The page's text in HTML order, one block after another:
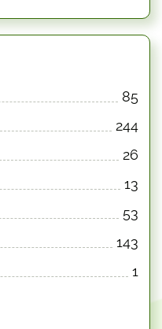
85
244
26
13
53
143
1